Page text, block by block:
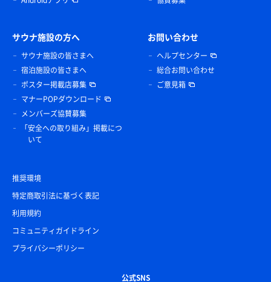
サウナ施設の方へ
サウナ施設の皆さまへ
宿泊施設の皆さまへ
ポスター掲載店募集
マナーPOPダウンロード
メンバーズ協賛募集
「安全への取り組み」掲載につ
いて
お問い合わせ
ヘルプセンター
総合お問い合わせ
ご意見箱
推奨環境
特定商取引法に基づく表記
利用規約
コミュニティガイドライン
プライバシーポリシー
公式SNS